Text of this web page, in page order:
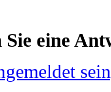
Sie eine